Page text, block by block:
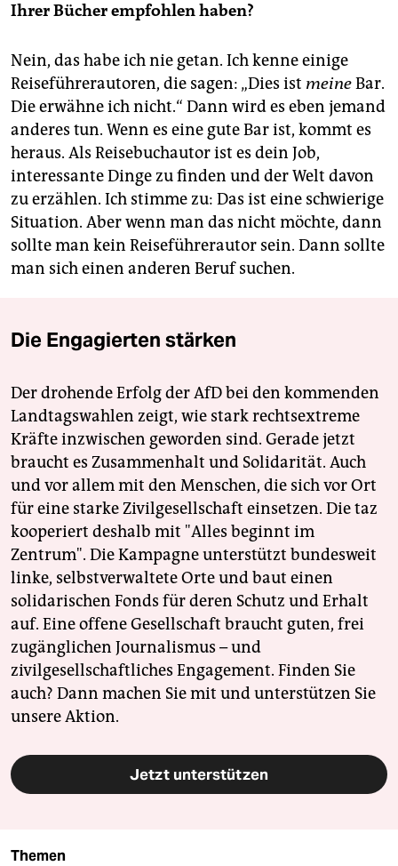
Ihrer Bücher empfohlen haben?
Nein, das habe ich nie getan. Ich kenne einige
Reiseführerautoren, die sagen: „Dies ist meineBar.
Die erwähne ich nicht.“ Dann wird es eben jemand
anderes tun. Wenn es eine gute Bar ist, kommt es
heraus. Als Reisebuchautor ist es dein Job,
interessante Dinge zu finden und der Welt davon
zu erzählen. Ich stimme zu: Das ist eine schwierige
Situation. Aber wenn man das nicht möchte, dann
sollte man kein Reiseführerautor sein. Dann sollte
man sich einen anderen Beruf suchen.
Die Engagierten stärken
Der drohende Erfolg der AfD bei den kommenden
Landtagswahlen zeigt, wie stark rechtsextreme
Kräfte inzwischen geworden sind. Gerade jetzt
braucht es Zusammenhalt und Solidarität. Auch
und vor allem mit den Menschen, die sich vor Ort
für eine starke Zivilgesellschaft einsetzen. Die taz
kooperiert deshalb mit "Alles beginnt im
Zentrum". Die Kampagne unterstützt bundesweit
linke, selbstverwaltete Orte und baut einen
solidarischen Fonds für deren Schutz und Erhalt
auf. Eine offene Gesellschaft braucht guten, frei
zugänglichen Journalismus – und
zivilgesellschaftliches Engagement. Finden Sie
auch? Dann machen Sie mit und unterstützen Sie
unsere Aktion.
Jetzt unterstützen
Themen